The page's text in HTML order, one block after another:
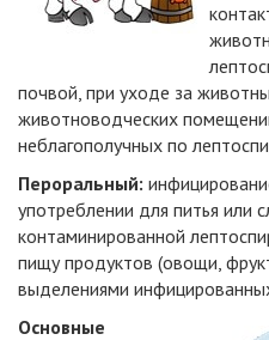
почвой, при уходе за
животноводческих
неблагополучных по
Пероральный:
употреблении для питья или
контаминированной
пищу продуктов (овощи,
выделениями
Основные